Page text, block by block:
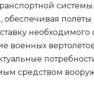
обеспечивая
военных
средством